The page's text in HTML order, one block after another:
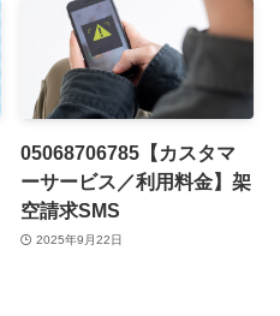
05068706785【カスタマ
ーサービス／利用料金】架
空請求SMS
2025年9月22日